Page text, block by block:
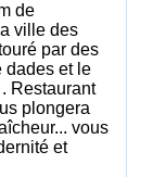
de
ville des
par des
dades et le
Restaurant
plongera
vous
et